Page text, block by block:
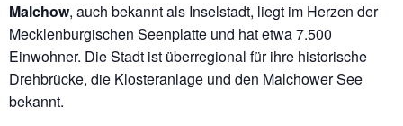
Malchow, auch bekannt als Inselstadt, liegt im Herzen der
Mecklenburgischen Seenplatte und hat etwa 7.500
Einwohner. Die Stadt ist überregional für ihre historische
Drehbrücke, die Klosteranlage und den Malchower See
bekannt.